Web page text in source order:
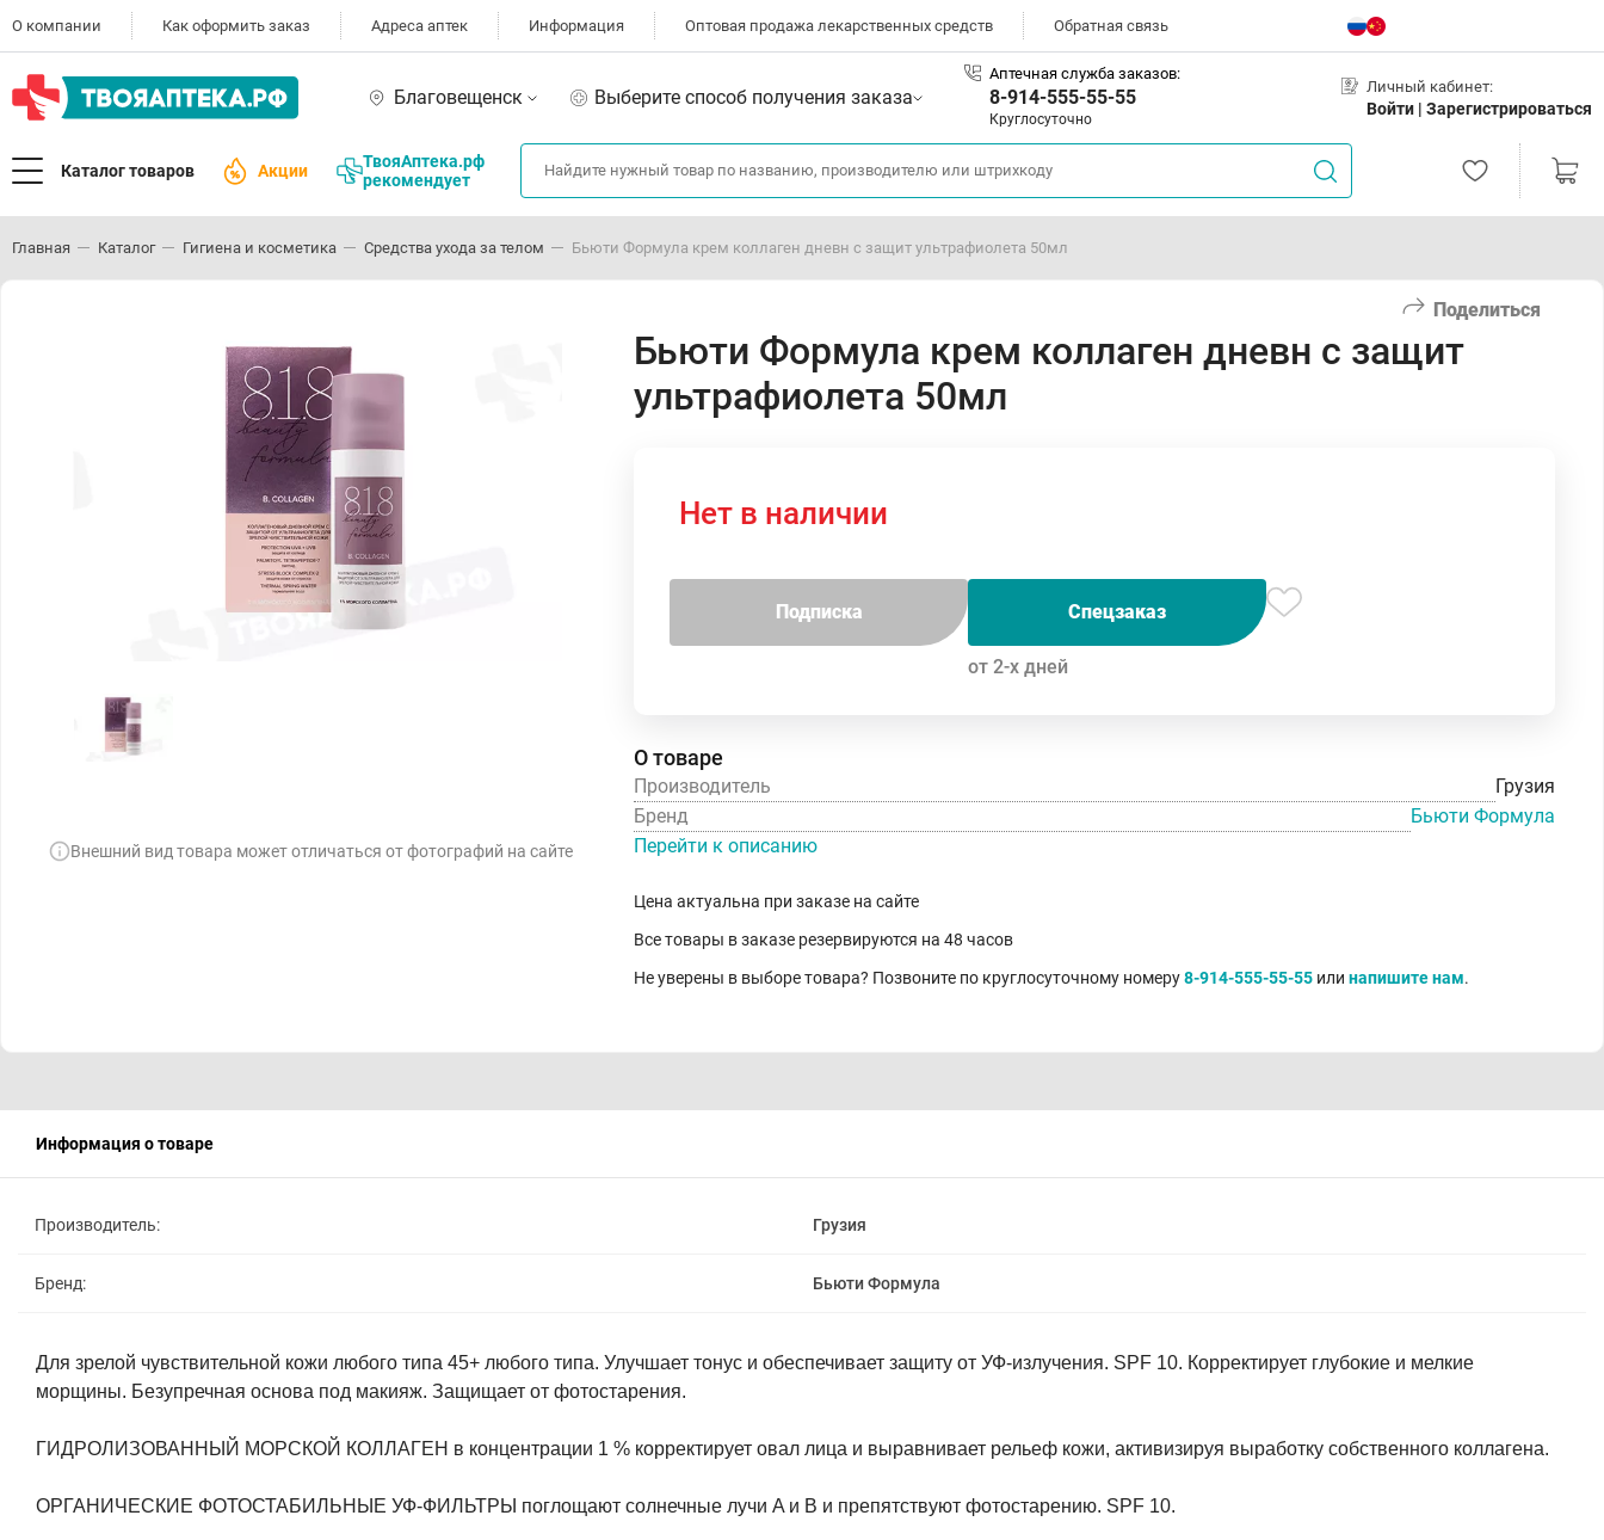
О компании Как оформить заказ Адреса аптек Информация Оптовая продажа лекарственных средств Обратная связь
Благовещенск Выберите способ получения заказа
Аптечная служба заказов:
8-914-555-55-55
Круглосуточно
Личный кабинет:
Войти | Зарегистрироваться
Каталог товаров Акции
ТвояАптека.рф
рекомендует
Главная Каталог Гигиена и косметика Средства ухода за телом Бьюти Формула крем коллаген дневн с защит ультрафиолета 50мл
Поделиться
Внешний вид товара может отличаться от фотографий на сайте
Бьюти Формула крем коллаген дневн с защит
ультрафиолета 50мл
Нет в наличии
Подписка Спецзаказ
от 2-х дней
О товаре
Производитель
Грузия
Бренд
Бьюти Формула
Перейти к описанию
Цена актуальна при заказе на сайте
Все товары в заказе резервируются на 48 часов
Не уверены в выборе товара? Позвоните по круглосуточному номеру8-914-555-55-55 или напишите нам.
Информация о товаре
Производитель: Грузия
Бренд: Бьюти Формула
Для зрелой чувствительной кожи любого типа 45+ любого типа. Улучшает тонус и обеспечивает защиту от УФ-излучения. SPF 10. Корректирует глубокие и мелкие
морщины. Безупречная основа под макияж. Защищает от фотостарения.
ГИДРОЛИЗОВАННЫЙ МОРСКОЙ КОЛЛАГЕН в концентрации 1 % корректирует овал лица и выравнивает рельеф кожи, активизируя выработку собственного коллагена.
ОРГАНИЧЕСКИЕ ФОТОСТАБИЛЬНЫЕ УФ-ФИЛЬТРЫ поглощают солнечные лучи A и B и препятствуют фотостарению. SPF 10.